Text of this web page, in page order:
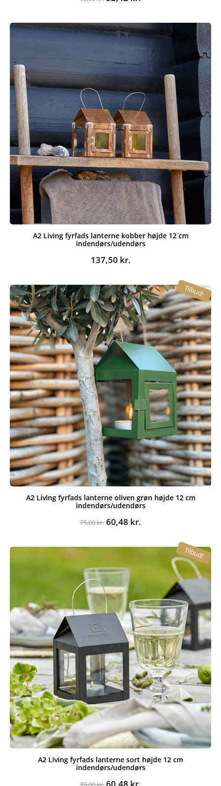
var:
65,00 kr..
er:
52,42 kr..
A2 Living fyrfads lanterne kobber højde 12 cm
indendørs/udendørs
137,50 kr.
Tilbud!
A2 Living fyrfads lanterne oliven grøn højde 12 cm
indendørs/udendørs
75,00kr. Den
75,00 kr..
60,48 kr.
60,48 kr..
Tilbud!
A2 Living fyrfads lanterne sort højde 12 cm
indendørs/udendørs
Den